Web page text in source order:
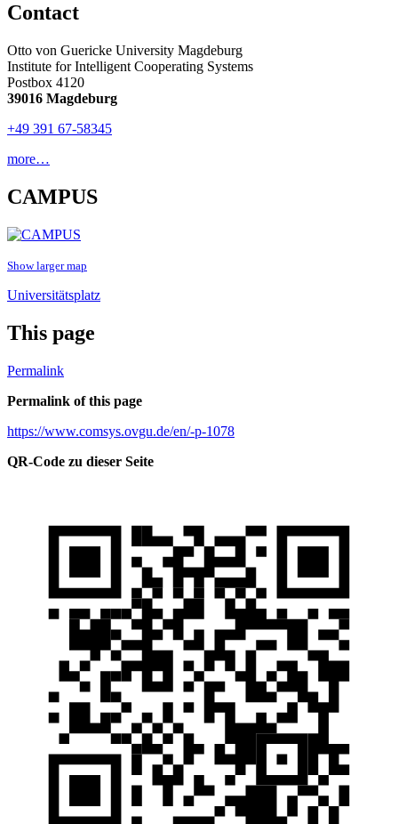
Contact
Otto von Guericke University Magdeburg
Institute for Intelligent Cooperating Systems
Postbox 4120
39016 Magdeburg
+49 391 67-58345
more…
CAMPUS
Show larger map
Universitätsplatz
This page
Permalink
Permalink of this page
https://www.comsys.ovgu.de/en/-p-1078
QR-Code zu dieser Seite